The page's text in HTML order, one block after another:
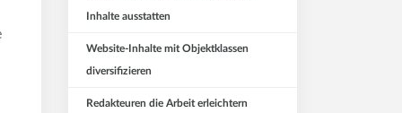
Inhalte ausstatten
Website-Inhalte mit Objektklassen
diversifizieren
Redakteuren die Arbeit erleichtern